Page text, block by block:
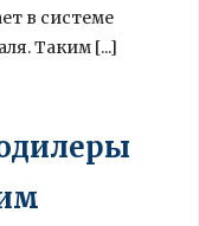
в системе
Таким [...]